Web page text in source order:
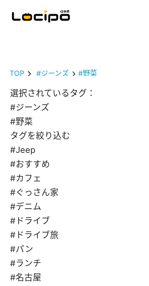
TOP #ジーンズ #野菜
選択されているタグ：
#ジーンズ
#野菜
タグを絞り込む
#Jeep
#おすすめ
#カフェ
#ぐっさん家
#デニム
#ドライブ
#ドライブ旅
#パン
#ランチ
#名古屋